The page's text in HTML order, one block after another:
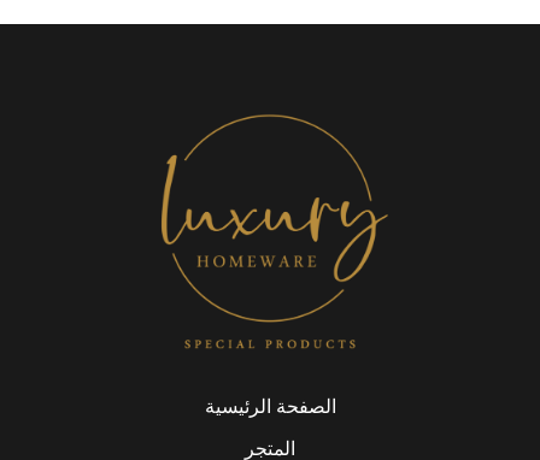
الصفحة الرئيسية
المتجر